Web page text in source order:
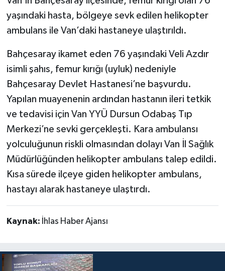
yaşındaki hasta, bölgeye sevk edilen helikopter
ambulans ile Van’daki hastaneye ulaştırıldı.
Bahçesaray ikamet eden 76 yaşındaki Veli Azdır
isimli şahıs, femur kırığı (uyluk) nedeniyle
Bahçesaray Devlet Hastanesi’ne başvurdu.
Yapılan muayenenin ardından hastanın ileri tetkik
ve tedavisi için Van YYÜ Dursun Odabaş Tıp
Merkezi’ne sevki gerçekleşti. Kara ambulansı
yolculuğunun riskli olmasından dolayı Van İl Sağlık
Müdürlüğünden helikopter ambulans talep edildi.
Kısa sürede ilçeye giden helikopter ambulans,
hastayı alarak hastaneye ulaştırdı.
Kaynak: İhlas Haber Ajansı